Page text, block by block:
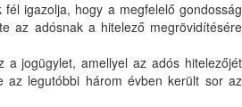
igazolja, hogy a megfelelő gondosság
az adósnak a hitelező megrövidítésére
a jogügylet, amellyel az adós hitelezőjét
az legutóbbi három évben került sor az